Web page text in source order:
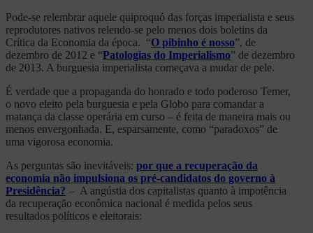
Pode-se relembrar aquele quiproquó das forças imperialista e seus
reprodutores nativos relendo-se pelo menos dois boletins da
Crítica da Economia da época. “O pibinho é nosso”, de
dezembro de 2012 e “Patologias do Imperialismo” de dezembro
de 2013. A burguesia imperialista começava a mudar de pele.
É verdade que a propaganda do honrado e todo poderoso Temer,
o novo eleito pela burguesia e pela Globo para comandar a
matança da classe operária em curso – é feita de maneira mais ou
menos envergonhada. E, esparsamente, como “paradoxos” de
uma vigorosa economia.
As perguntas são inevitáveis: por que a recuperação da
economia não impulsiona os pré-candidatos do governo à
Presidência? – A angústia dos capitalistas quanto à impotência
da recuperação econômica nacional é medida pelos seus
resultados políticos e eleitorais: